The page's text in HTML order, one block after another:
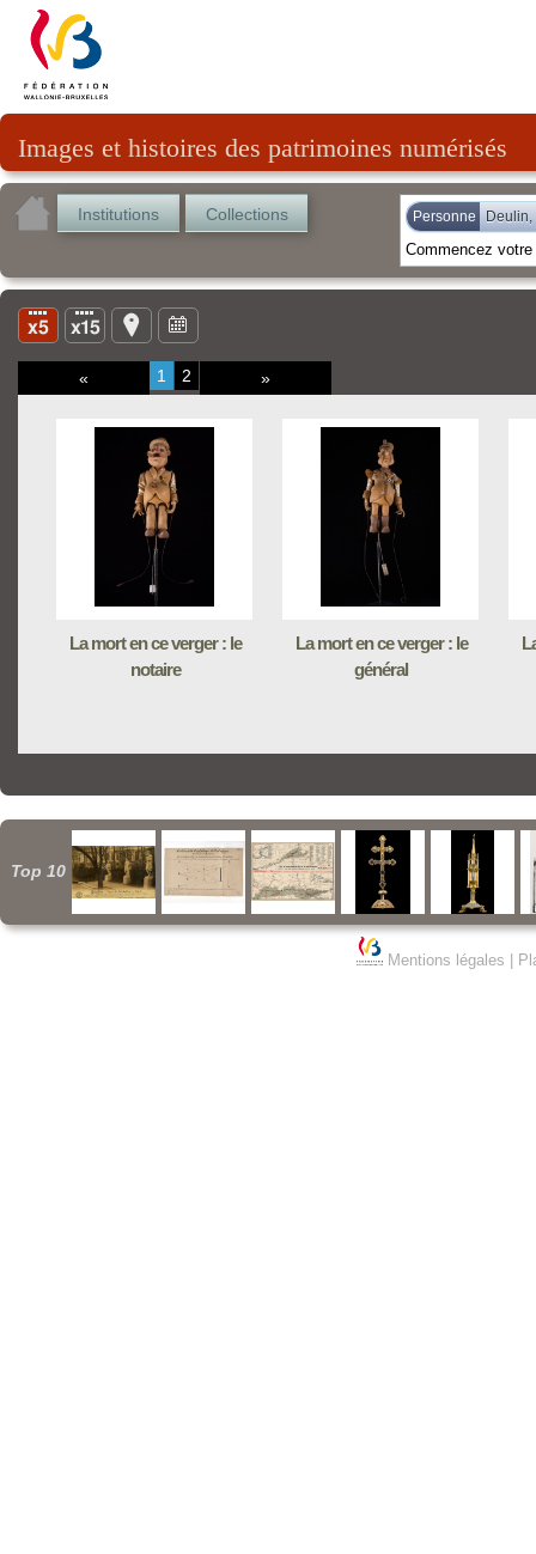
Images et histoires des patrimoines numérisés
Institutions Collections Personne
« 1 2 »
La mort en ce verger : le
notaire
La mort en ce verger : le
général
Top 10
Mentions légales